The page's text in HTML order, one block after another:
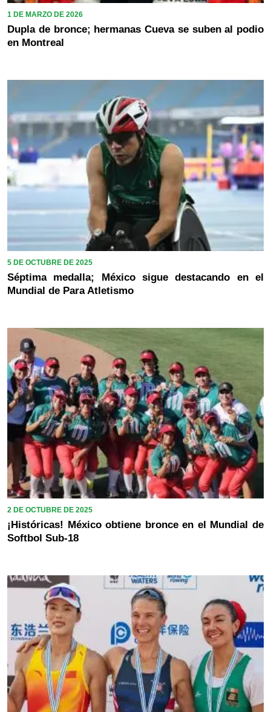
1 DE MARZO DE 2026
Dupla de bronce; hermanas Cueva se suben al podio
en Montreal
5 DE OCTUBRE DE 2025
Séptima medalla; México sigue destacando en el
Mundial de Para Atletismo
2 DE OCTUBRE DE 2025
¡Históricas! México obtiene bronce en el Mundial de
Softbol Sub-18